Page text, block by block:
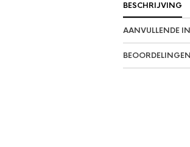
BESCHRIJVING
AANVULLENDE